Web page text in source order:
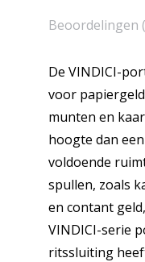
aantal
Beoordelingen
De VINDICI-
voor
munten en
hoogte dan
voldoende
spullen, zoals
en contant
VINDICI-serie
ritssluiting